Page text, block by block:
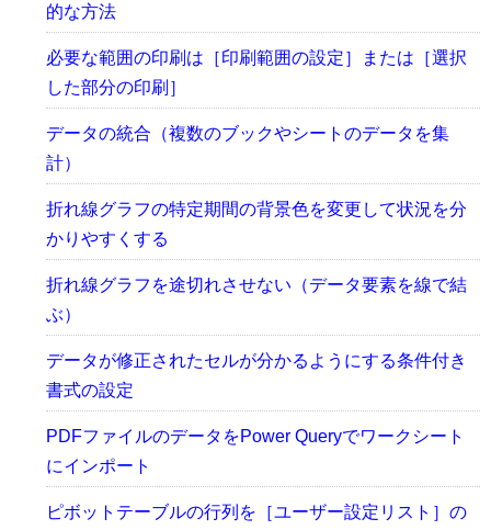
的な方法
必要な範囲の印刷は［印刷範囲の設定］または［選択
した部分の印刷］
データの統合（複数のブックやシートのデータを集
計）
折れ線グラフの特定期間の背景色を変更して状況を分
かりやすくする
折れ線グラフを途切れさせない（データ要素を線で結
ぶ）
データが修正されたセルが分かるようにする条件付き
書式の設定
PDFファイルのデータをPower Queryでワークシート
にインポート
ピボットテーブルの行列を［ユーザー設定リスト］の